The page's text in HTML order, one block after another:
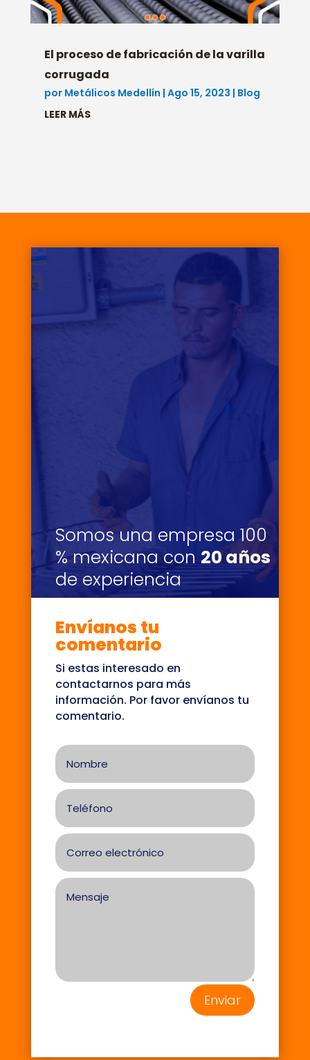
El proceso de fabricación de la varilla
corrugada
por Metálicos Medellín | Ago 15, 2023 | Blog
LEER MÁS
Somos una empresa 100
% mexicana con 20 años
de experiencia
Envíanos tu
comentario
Si estas interesado en
contactarnos para más
información. Por favor envíanos tu
comentario.
Enviar